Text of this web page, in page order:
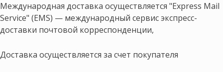
Международная доставка осуществляется "Express Mail
Service" (EMS) — международный сервис экспресс-
доставки почтовой корреспонденции,
Доставка осуществляется за счет покупателя